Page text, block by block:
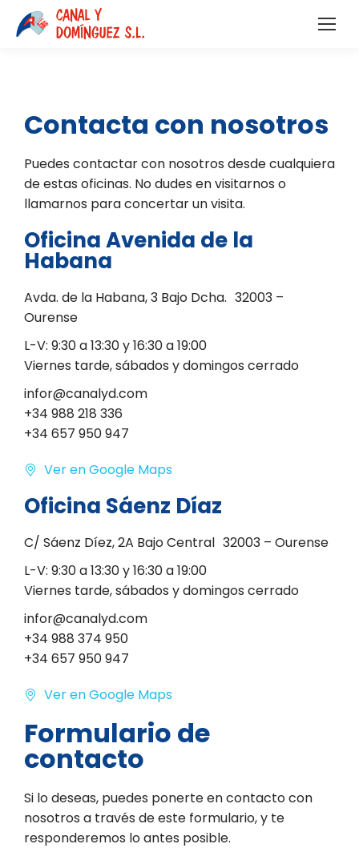
Contacta con nosotros
Puedes contactar con nosotros desde cualquiera
de estas oficinas. No dudes en visitarnos o
llamarnos para concertar un visita.
Oficina Avenida de la
Habana
Avda. de la Habana, 3 Bajo Dcha. 32003 –
Ourense
L-V: 9:30 a 13:30 y 16:30 a 19:00
Viernes tarde, sábados y domingos cerrado
infor@canalyd.com
+34 988 218 336
+34 657 950 947
Ver en Google Maps
Oficina Sáenz Díaz
C/ Sáenz Díez, 2A Bajo Central 32003 – Ourense
L-V: 9:30 a 13:30 y 16:30 a 19:00
Viernes tarde, sábados y domingos cerrado
infor@canalyd.com
+34 988 374 950
+34 657 950 947
Ver en Google Maps
Formulario de
contacto
Si lo deseas, puedes ponerte en contacto con
nosotros a través de este formulario, y te
responderemos lo antes posible.